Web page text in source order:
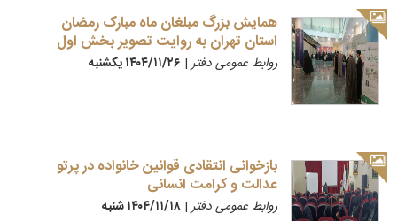
همایش بزرگ مبلغان ماه مبارک رمضان
استان تهران به روایت تصویر بخش اول
روابط عمومی دفتر| ۱۴۰۴/۱۱/۲۶ يكشنبه
بازخوانی انتقادی قوانین خانواده در پرتو
عدالت و کرامت انسانی
روابط عمومی دفتر| ۱۴۰۴/۱۱/۱۸ شنبه